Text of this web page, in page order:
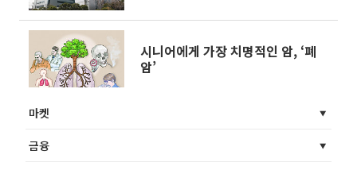
시니어에게 가장 치명적인 암, ‘폐
암’
마켓
금융